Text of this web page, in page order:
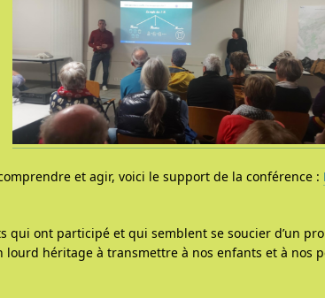
et agir, voici le support de la conférence :
ont participé et qui semblent se soucier d’un
héritage à transmettre à nos enfants et à nos